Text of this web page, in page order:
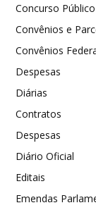
Concurso
Convênios e
Convênios
Despesas
Diárias
Contratos
Despesas
Diário Oficial
Editais
Emendas